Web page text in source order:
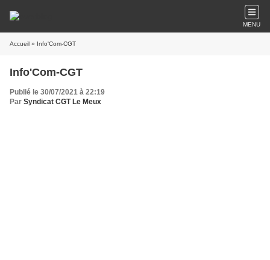
MENU
Accueil » Info'Com-CGT
Info'Com-CGT
Publié le 30/07/2021 à 22:19
Par Syndicat CGT Le Meux